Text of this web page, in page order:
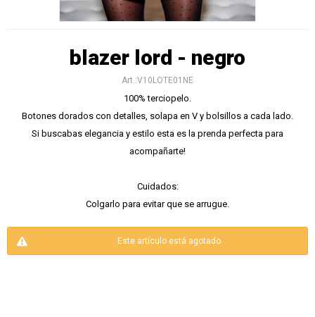
blazer lord - negro
V10LOTE01NE
100% terciopelo.
Botones dorados con detalles, solapa en V y bolsillos a cada lado.
Si buscabas elegancia y estilo esta es la prenda perfecta para
acompañarte!
Cuidados:
Colgarlo para evitar que se arrugue.
Este artículo está agotado.